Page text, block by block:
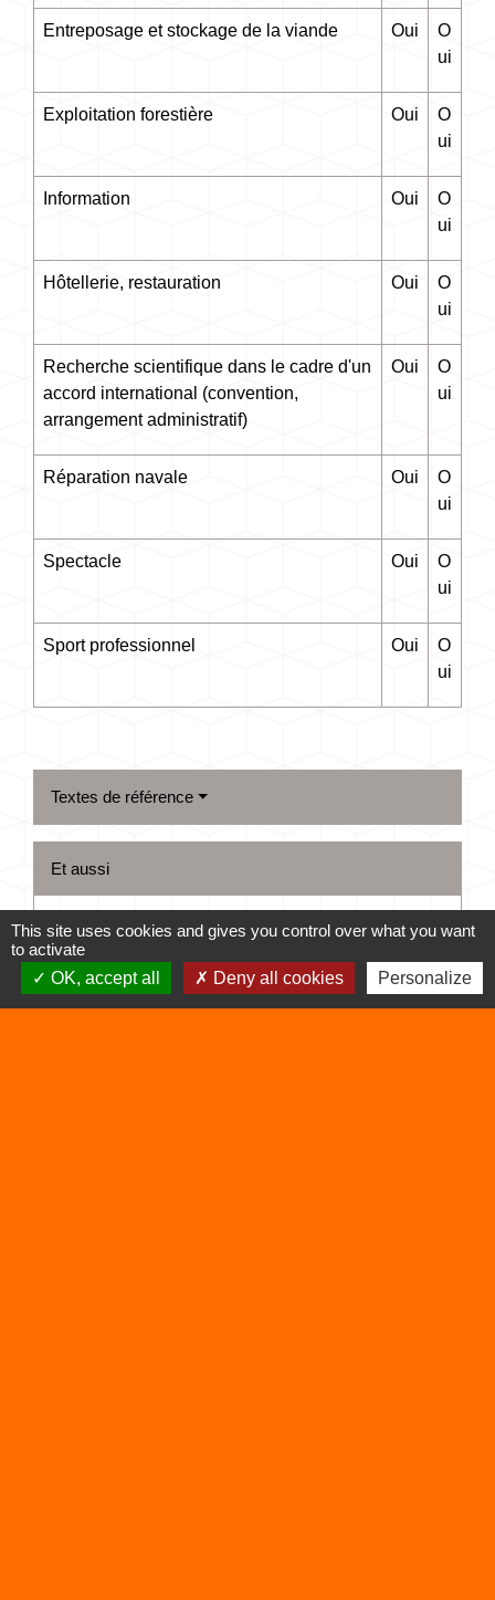
Entreposage et stockage de la viande Oui
O
ui
Exploitation forestière Oui
O
ui
Information Oui
O
ui
Hôtellerie, restauration Oui
O
ui
Recherche scientifique dans le cadre d'un
accord international (convention,
arrangement administratif)
Oui
O
ui
Réparation navale Oui
O
ui
Spectacle Oui
O
ui
Sport professionnel Oui
O
ui
Textes de référence
Et aussi
Contrat de travail temporaire (intérim)
Travail - Formation
Signaler une erreur sur cette page
This site uses cookies and gives you control over what you want
to activate
OK, accept all
Deny all cookies Personalize